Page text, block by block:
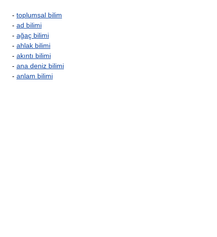
- toplumsal bilim
- ad bilimi
- ağaç bilimi
- ahlak bilimi
- akıntı bilimi
- ana deniz bilimi
- anlam bilimi